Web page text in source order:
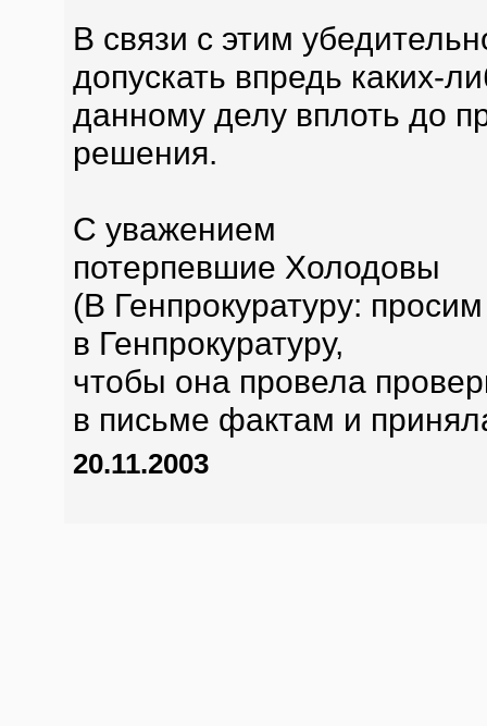
В связи с этим
допускать впредь каких-
данному делу вплоть до
решения.
С уважением
потерпевшие Холодовы
(В Генпрокуратуру:
в Генпрокуратуру,
чтобы она провела
в письме фактам и
20.11.2003